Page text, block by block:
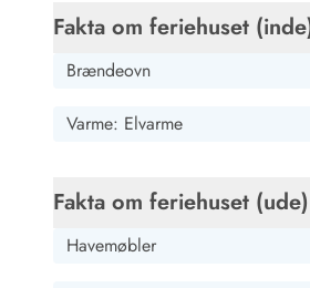
Golfferie i sommerhus
Fitness og træning
Cykelferie
Sejlads langs Vestkysten
Historiske museer
Fakta om feriehuset
Brændeovn
Varme: Elvarme
Fakta om feriehuset (ude)
Havemøbler